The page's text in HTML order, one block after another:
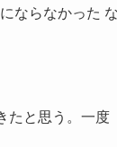
ならなかった
たと思う。一度